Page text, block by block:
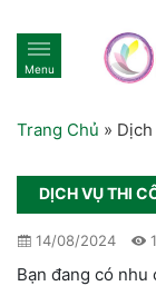
Menu
Trang Chủ »
DỊCH VỤ THI
14/08/2024
Bạn đang có nhu